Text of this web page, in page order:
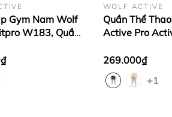
Gym Nam Wolf
W183, Quần
Mái Vận
WOLF ACTIVE
Quần Thể
Active Pro
Pickleball Nhẹ,
269.000₫
+1